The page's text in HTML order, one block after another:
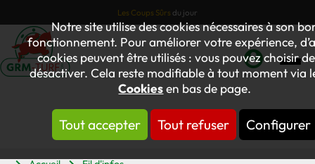
Notre site utilise des cookies nécessaires à son
fonctionnement. Pour améliorer votre expérience,
cookies peuvent être utilisés : vous pouvez choisir
désactiver. Cela reste modifiable à tout moment via
Cookiesen bas de page.
Tout accepter Tout refuser Configurer
Les Coups Sûrs du jour
Mon
compte